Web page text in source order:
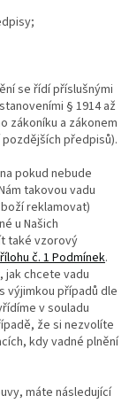
se řídí příslušnými
§ 1914 až
zákoníku a zákonem
předpisů).
pokud nebude
takovou vadu
reklamovat)
u Našich
také vzorový
č. 1 Podmínek.
jak chcete vadu
výjimkou případů dle
v souladu
že si nezvolíte
kdy vadné plnění
máte následující